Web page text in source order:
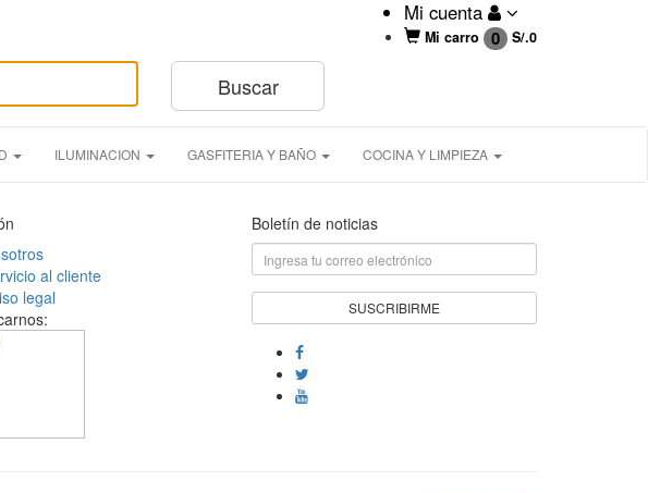
Mi cuenta
Mi carro 0 S/.0
ILUMINACION GASFITERIA Y BAÑO COCINA Y LIMPIEZA
al cliente
legal
Boletín de noticias